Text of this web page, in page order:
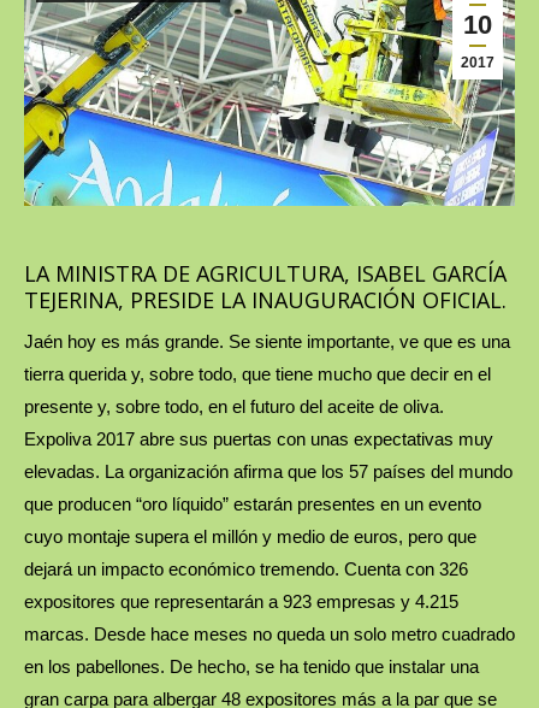
10
2017
LA MINISTRA DE AGRICULTURA, ISABEL GARCÍA
TEJERINA, PRESIDE LA INAUGURACIÓN OFICIAL.
Jaén hoy es más grande. Se siente importante, ve que es una
tierra querida y, sobre todo, que tiene mucho que decir en el
presente y, sobre todo, en el futuro del aceite de oliva.
Expoliva 2017 abre sus puertas con unas expectativas muy
elevadas. La organización afirma que los 57 países del mundo
que producen “oro líquido” estarán presentes en un evento
cuyo montaje supera el millón y medio de euros, pero que
dejará un impacto económico tremendo. Cuenta con 326
expositores que representarán a 923 empresas y 4.215
marcas. Desde hace meses no queda un solo metro cuadrado
en los pabellones. De hecho, se ha tenido que instalar una
gran carpa para albergar 48 expositores más a la par que se